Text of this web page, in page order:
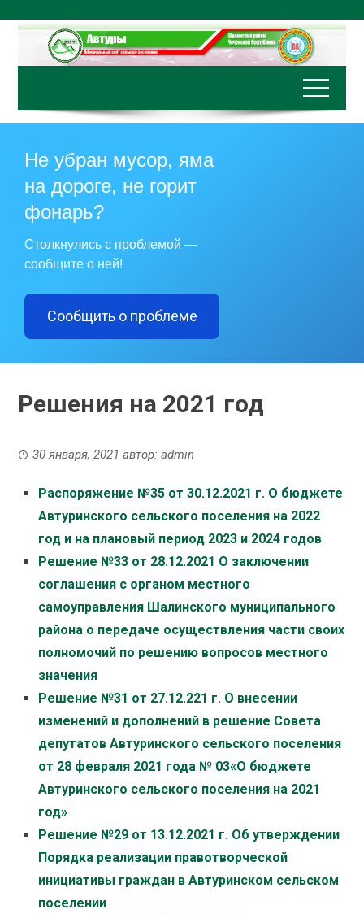
содержимому
Не убран мусор, яма
на дороге, не горит
фонарь?
Столкнулись с проблемой —
сообщите о ней!
Сообщить о проблеме
Решения на 2021 год
30 января, 2021 автор:admin
Распоряжение №35 от 30.12.2021 г. О бюджете
Автуринского сельского поселения на 2022
год и на плановый период 2023 и 2024 годов
Решение №33 от 28.12.2021 О заключении
соглашения с органом местного
самоуправления Шалинского муниципального
района о передаче осуществления части своих
полномочий по решению вопросов местного
значения
Решение №31 от 27.12.221 г. О внесении
изменений и дополнений в решение Совета
депутатов Автуринского сельского поселения
от 28 февраля 2021 года № 03«О бюджете
Автуринского сельского поселения на 2021
год»
Решение №29 от 13.12.2021 г. Об утверждении
Порядка реализации правотворческой
инициативы граждан в Автуринском сельском
поселении